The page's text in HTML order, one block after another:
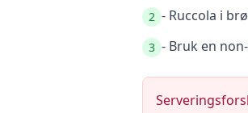
2 - Ruccola i
3 - Bruk en